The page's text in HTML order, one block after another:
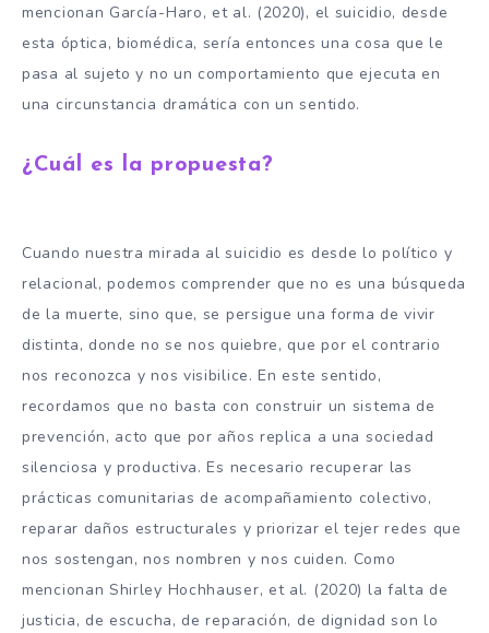
mencionan García-Haro, et al. (2020), el suicidio, desde
esta óptica, biomédica, sería entonces una cosa que le
pasa al sujeto y no un comportamiento que ejecuta en
una circunstancia dramática con un sentido.
¿Cuál es la propuesta?
Cuando nuestra mirada al suicidio es desde lo político y
relacional, podemos comprender que no es una búsqueda
de la muerte, sino que, se persigue una forma de vivir
distinta, donde no se nos quiebre, que por el contrario
nos reconozca y nos visibilice. En este sentido,
recordamos que no basta con construir un sistema de
prevención, acto que por años replica a una sociedad
silenciosa y productiva. Es necesario recuperar las
prácticas comunitarias de acompañamiento colectivo,
reparar daños estructurales y priorizar el tejer redes que
nos sostengan, nos nombren y nos cuiden. Como
mencionan Shirley Hochhauser, et al. (2020) la falta de
justicia, de escucha, de reparación, de dignidad son lo